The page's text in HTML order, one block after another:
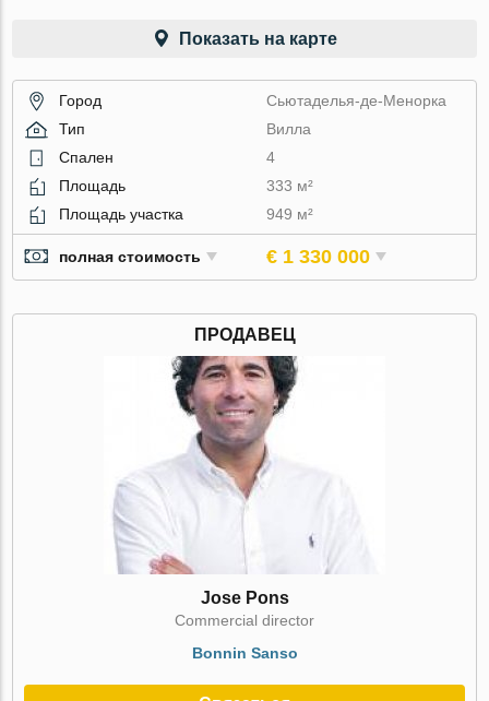
Показать на карте
Город
Сьютаделья-де-Менорка
Тип
Вилла
Спален
4
Площадь
333 м²
Площадь участка
949 м²
полная стоимость € 1 330 000
ПРОДАВЕЦ
Jose Pons
Commercial director
Bonnin Sanso